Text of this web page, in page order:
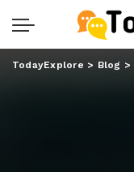
TodayExplore > Blog >